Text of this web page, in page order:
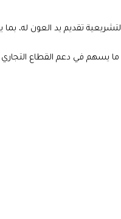
تقديم يد العون له، بما
يسهم في دعم القطاع التجاري